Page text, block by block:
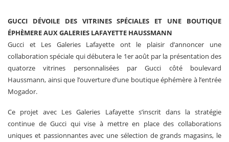
GUCCI DÉVOILE DES VITRINES SPÉCIALES ET UNE BOUTIQUE
ÉPHÈMERE AUX GALERIES LAFAYETTE HAUSSMANN
Gucci et Les Galeries Lafayette ont le plaisir d’annoncer une
collaboration spéciale qui débutera le 1er août par la présentation des
quatorze vitrines personnalisées par Gucci côté boulevard
Haussmann, ainsi que l’ouverture d’une boutique éphémère à l’entrée
Mogador.
Ce projet avec Les Galeries Lafayette s’inscrit dans la stratégie
continue de Gucci qui vise à mettre en place des collaborations
uniques et passionnantes avec une sélection de grands magasins, le